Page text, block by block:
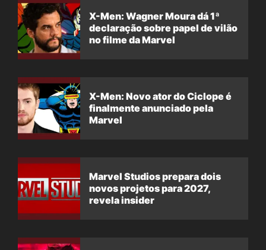
X-Men: Wagner Moura dá 1ª
declaração sobre papel de vilão
no filme da Marvel
X-Men: Novo ator do Ciclope é
finalmente anunciado pela
Marvel
Marvel Studios prepara dois
novos projetos para 2027,
revela insider